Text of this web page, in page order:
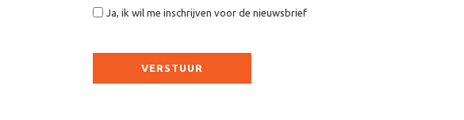
Ja, ik wil me inschrijven voor de nieuwsbrief